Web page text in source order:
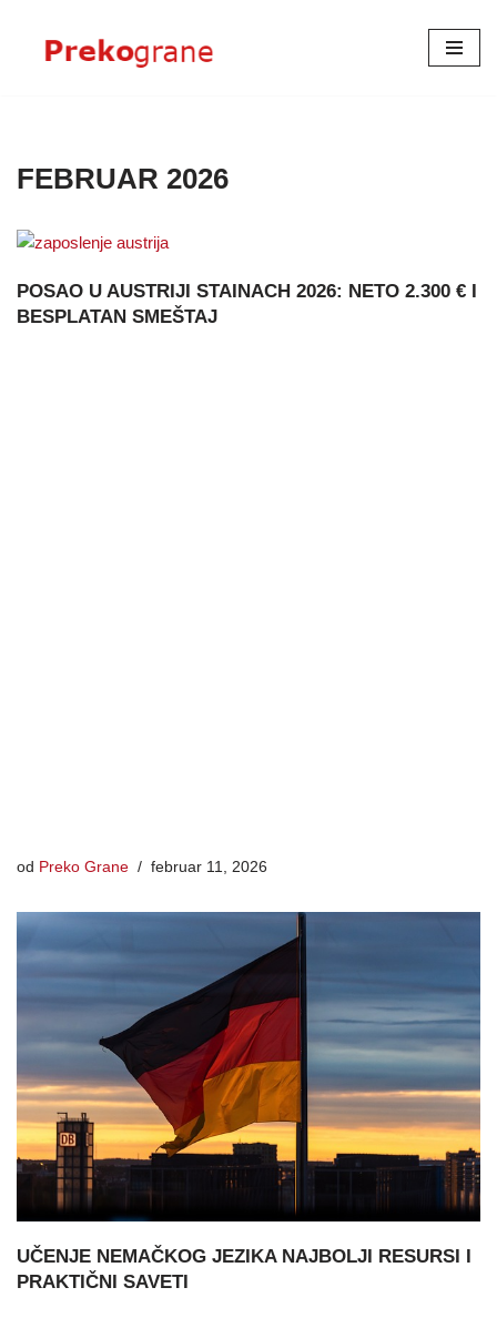
Skoči
FEBRUAR 2026
POSAO U AUSTRIJI STAINACH 2026: NETO 2.300 € I
BESPLATAN SMEŠTAJ
od Preko Grane februar 11, 2026
UČENJE NEMAČKOG JEZIKA NAJBOLJI RESURSI I
PRAKTIČNI SAVETI